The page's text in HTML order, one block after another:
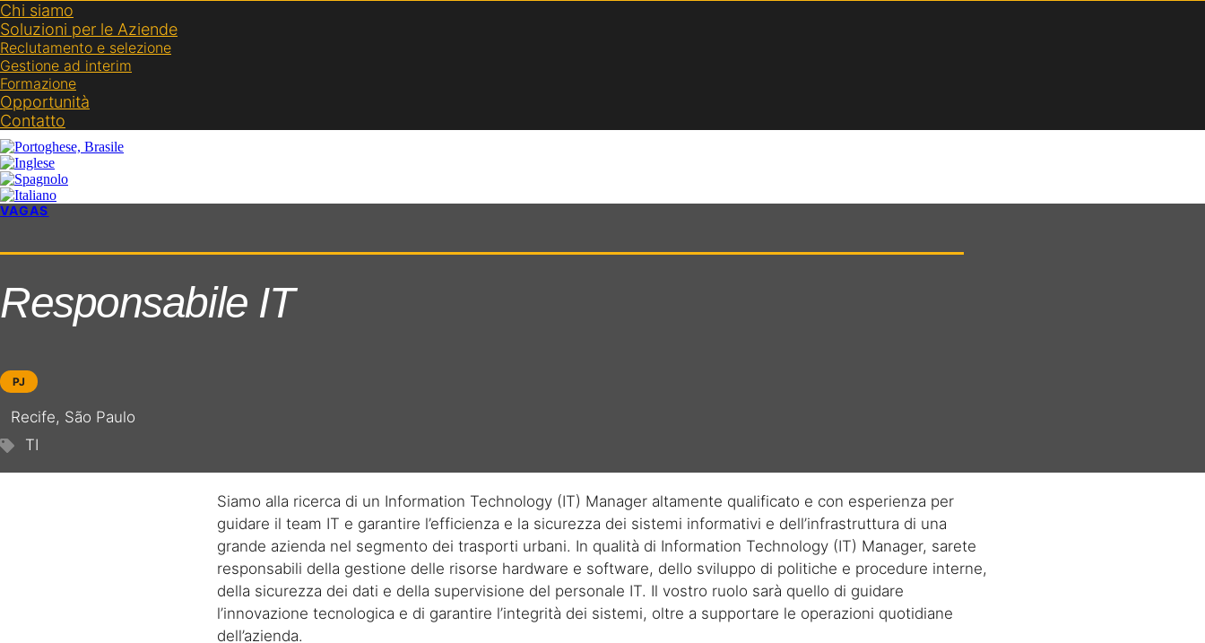
Chi siamo
Soluzioni per le Aziende
Reclutamento e selezione
Gestione ad interim
Formazione
Opportunità
Contatto
VAGAS
Responsabile IT
PJ
Recife, São Paulo
TI
Siamo alla ricerca di un Information Technology (IT) Manager altamente qualificato e con esperienza per
guidare il team IT e garantire l’efficienza e la sicurezza dei sistemi informativi e dell’infrastruttura di una
grande azienda nel segmento dei trasporti urbani. In qualità di Information Technology (IT) Manager, sarete
responsabili della gestione delle risorse hardware e software, dello sviluppo di politiche e procedure interne,
della sicurezza dei dati e della supervisione del personale IT. Il vostro ruolo sarà quello di guidare
l’innovazione tecnologica e di garantire l’integrità dei sistemi, oltre a supportare le operazioni quotidiane
dell’azienda.